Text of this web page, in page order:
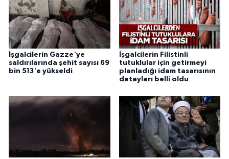
İşgalcilerin Gazze'ye
saldırılarında şehit sayısı 69
bin 513'e yükseldi
İşgalcilerin Filistinli
tutuklular için getirmeyi
planladığı idam tasarısının
detayları belli oldu